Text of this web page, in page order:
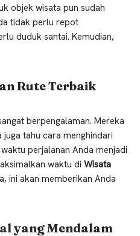
objek wisata pun sudah
tidak perlu repot
duduk santai. Kemudian,
Rute Terbaik
berpengalaman. Mereka
tahu cara menghindari
perjalanan Anda menjadi
waktu di Wisata
ini akan memberikan Anda
yang Mendalam